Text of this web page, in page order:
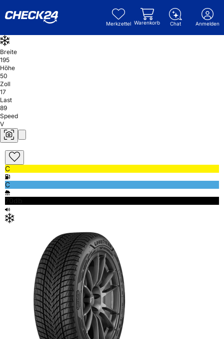
Merkzettel Warenkorb Chat Anmelden
Breite
195
Höhe
50
Zoll
17
Last
89
Speed
V
C
C
70db